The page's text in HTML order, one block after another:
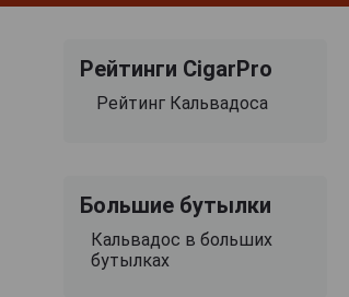
Рейтинги CigarPro
Рейтинг Кальвадоса
Большие бутылки
Кальвадос в больших
бутылках